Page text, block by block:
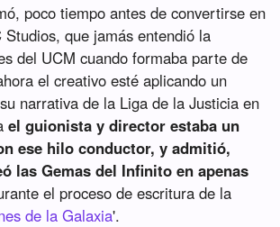
poco tiempo antes de convertirse en
que jamás entendió la
del UCM cuando formaba parte de
el creativo esté aplicando un
narrativa de la Liga de la Justicia en
el guionista y director estaba un
ese hilo conductor, y admitió,
las Gemas del Infinito en apenas
el proceso de escritura de la
de la Galaxia'.